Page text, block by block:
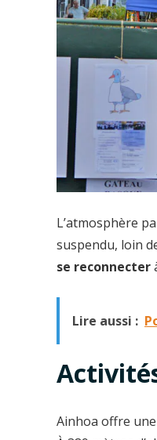
L’atmosphère
suspendu, loin
se reconnecter
Lire aussi :
Ainhoa offre